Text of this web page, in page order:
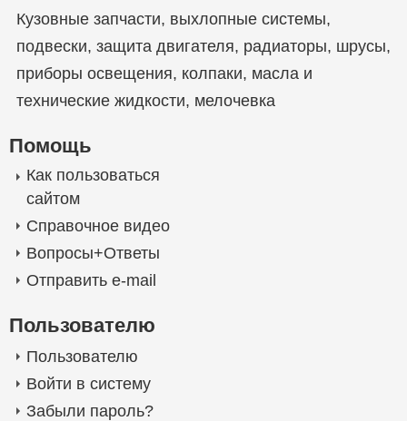
Кузовные запчасти, выхлопные системы,
подвески, защита двигателя, радиаторы, шрусы,
приборы освещения, колпаки, масла и
технические жидкости, мелочевка
Помощь
Как пользоваться
сайтом
Справочное видео
Вопросы+Ответы
Отправить e-mail
Пользователю
Пользователю
Войти в систему
Забыли пароль?